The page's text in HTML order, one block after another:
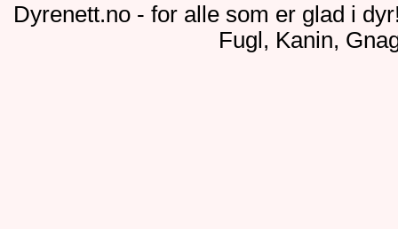
Dyrenett.no - for alle som er glad i
Fugl, Kanin,